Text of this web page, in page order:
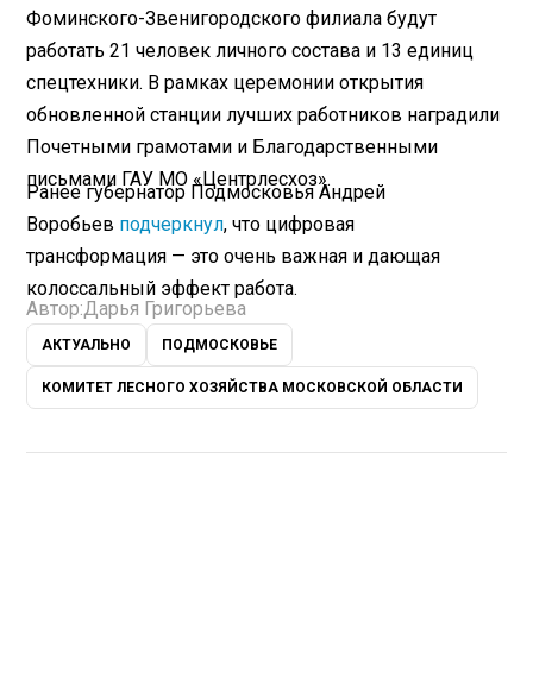
Фоминского-Звенигородского филиала будут
работать 21 человек личного состава и 13 единиц
спецтехники. В рамках церемонии открытия
обновленной станции лучших работников наградили
Почетными грамотами и Благодарственными
письмами ГАУ МО «Центрлесхоз».
Ранее губернатор Подмосковья Андрей
Воробьев подчеркнул, что цифровая
трансформация — это очень важная и дающая
колоссальный эффект работа.
Автор:Дарья Григорьева
АКТУАЛЬНО ПОДМОСКОВЬЕ
КОМИТЕТ ЛЕСНОГО ХОЗЯЙСТВА МОСКОВСКОЙ ОБЛАСТИ